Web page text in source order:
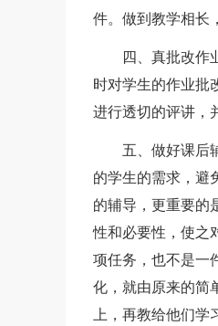
件。做到教学相长
四、真批改作业
时对学生的作业批
进行透切的评讲，
五、做好课后辅
的学生的需求，避
的辅导，更重要的
性和必要性，使之
项任务，也不是一
化，就由原来的简
上，再教给他们